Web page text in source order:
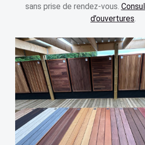
sans prise de rendez-vous.
d’ouvertures.